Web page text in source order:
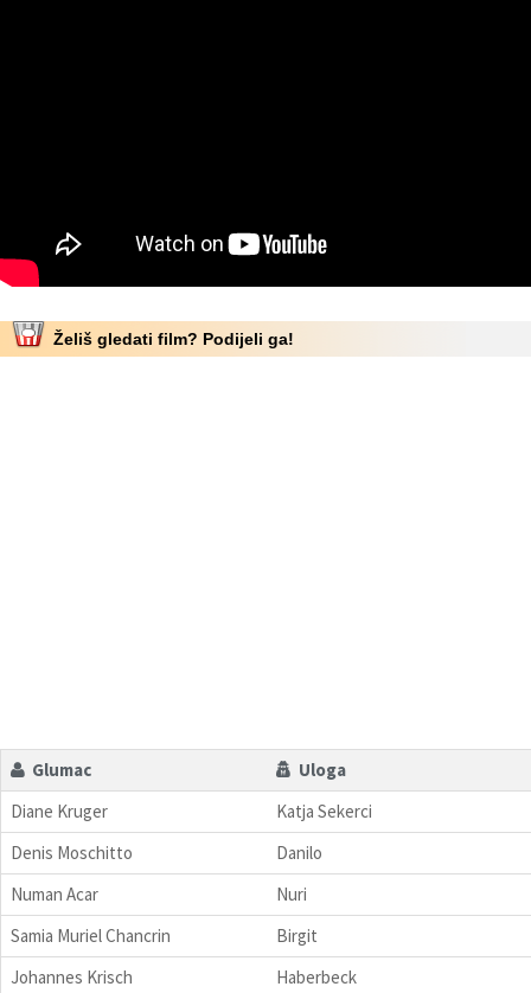
Želiš gledati film? Podijeli ga!
Glumac
Uloga
Diane Kruger
Katja Sekerci
Denis Moschitto
Danilo
Numan Acar
Nuri
Samia Muriel Chancrin
Birgit
Johannes Krisch
Haberbeck